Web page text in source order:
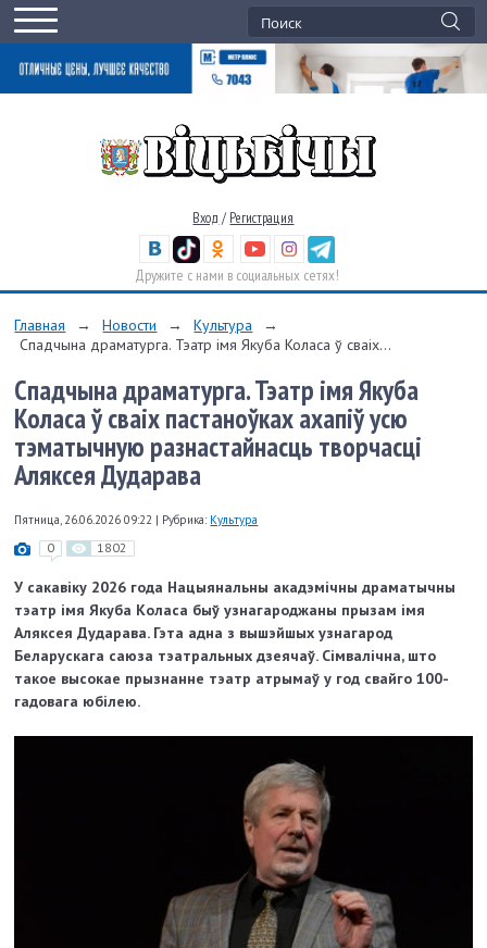
Вход / Регистрация
Дружите с нами в социальных сетях!
Главная → Новости → Культура
→
Спадчына драматурга. Тэатр імя Якуба Коласа ў сваіх...
Спадчына драматурга. Тэатр імя Якуба
Коласа ў сваіх пастаноўках ахапіў усю
тэматычную разнастайнасць творчасці
Аляксея Дударава
Пятница, 26.06.2026 09:22 | Рубрика: Культура
0 1802
У сакавіку 2026 года Нацыянальны акадэмічны драматычны
тэатр імя Якуба Коласа быў узнагароджаны прызам імя
Аляксея Дударава. Гэта адна з вышэйшых узнагарод
Беларускага саюза тэатральных дзеячаў. Сімвалічна, што
такое высокае прызнанне тэатр атрымаў у год свайго 100-
гадовага юбілею.